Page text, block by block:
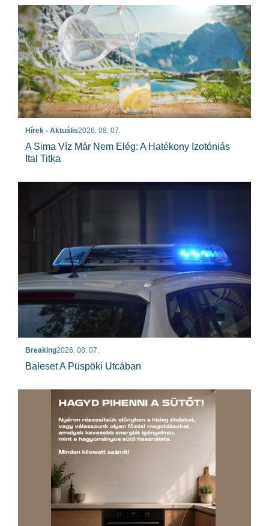
Hírek - Aktuális2026. 08. 07.
A Sima Víz Már Nem Elég: A Hatékony Izotóniás
Ital Titka
Breaking2026. 08. 07.
Baleset A Püspöki Utcában